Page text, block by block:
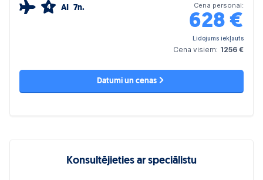
4 AI 7n. Cena personai:
628 €
Lidojums iekļauts
Cena visiem: 1256 €
Datumi un cenas
Konsultējieties ar speciālistu